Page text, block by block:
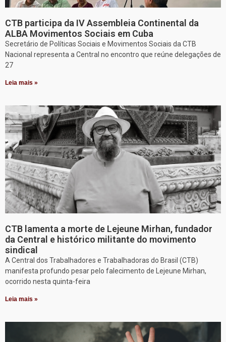
CTB participa da IV Assembleia Continental da
ALBA Movimentos Sociais em Cuba
Secretário de Políticas Sociais e Movimentos Sociais da CTB
Nacional representa a Central no encontro que reúne delegações de
27
Leia mais »
CTB lamenta a morte de Lejeune Mirhan, fundador
da Central e histórico militante do movimento
sindical
A Central dos Trabalhadores e Trabalhadoras do Brasil (CTB)
manifesta profundo pesar pelo falecimento de Lejeune Mirhan,
ocorrido nesta quinta-feira
Leia mais »